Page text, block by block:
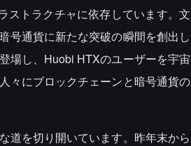
ストラクチャに依存しています。文
号通貨に新たな突破の瞬間を創出し
場し、Huobi HTXのユーザーを宇宙
々にブロックチェーンと暗号通貨の
道を切り開いています。昨年末から